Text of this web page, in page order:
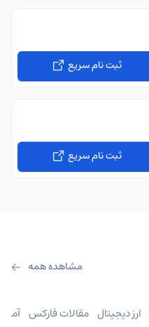
ثبت نام سریع
ثبت نام سریع
مشاهده همه
ارز دیجیتال مقالات فارکس